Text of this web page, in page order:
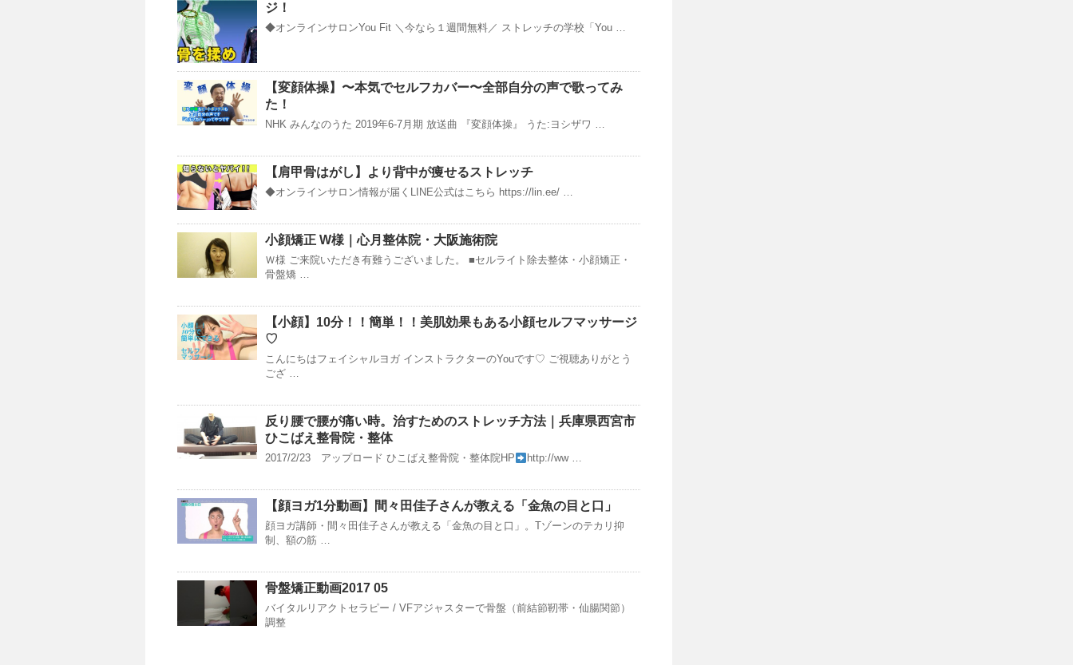
ジ！
◆オンラインサロンYou Fit ＼今なら１週間無料／ ストレッチの学校「You …
【変顔体操】〜本気でセルフカバー〜全部自分の声で歌ってみ
た！
NHK みんなのうた 2019年6-7月期 放送曲 『変顔体操』 うた:ヨシザワ …
【肩甲骨はがし】より背中が痩せるストレッチ
◆オンラインサロン情報が届くLINE公式はこちら https://lin.ee/ …
小顔矯正 W様｜心月整体院・大阪施術院
Ｗ様 ご来院いただき有難うございました。 ■セルライト除去整体・小顔矯正・
骨盤矯 …
【小顔】10分！！簡単！！美肌効果もある小顔セルフマッサージ
♡
こんにちはフェイシャルヨガ インストラクターのYouです♡ ご視聴ありがとう
ござ …
反り腰で腰が痛い時。治すためのストレッチ方法｜兵庫県西宮市
ひこばえ整骨院・整体
2017/2/23 アップロード ひこばえ整骨院・整体院HP http://ww …
【顔ヨガ1分動画】間々田佳子さんが教える「金魚の目と口」
顔ヨガ講師・間々田佳子さんが教える「金魚の目と口」。Tゾーンのテカリ抑
制、額の筋 …
骨盤矯正動画2017 05
バイタルリアクトセラピー / VFアジャスターで骨盤（前結節靭帯・仙腸関節）
調整